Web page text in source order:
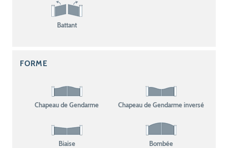
Battant
FORME
Chapeau de Gendarme Chapeau de Gendarme inversé
Biaise Bombée